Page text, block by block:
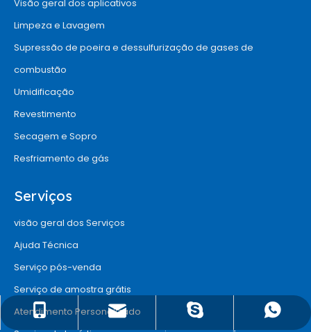
info@chinaxinhounozzle.com
18917527415
+8618917527415
Visão geral dos aplicativos
Limpeza e Lavagem
Supressão de poeira e dessulfurização de gases de
combustão
Umidificação
Revestimento
Secagem e Sopro
Resfriamento de gás
Serviços
visão geral dos Serviços
Ajuda Técnica
Serviço pós-venda
Serviço de amostra grátis
Atendimento Personalizado